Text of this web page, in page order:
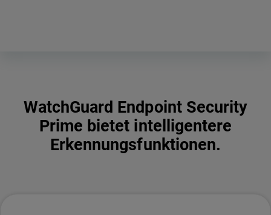
WatchGuard Endpoint Security
Prime bietet intelligentere
Erkennungsfunktionen.